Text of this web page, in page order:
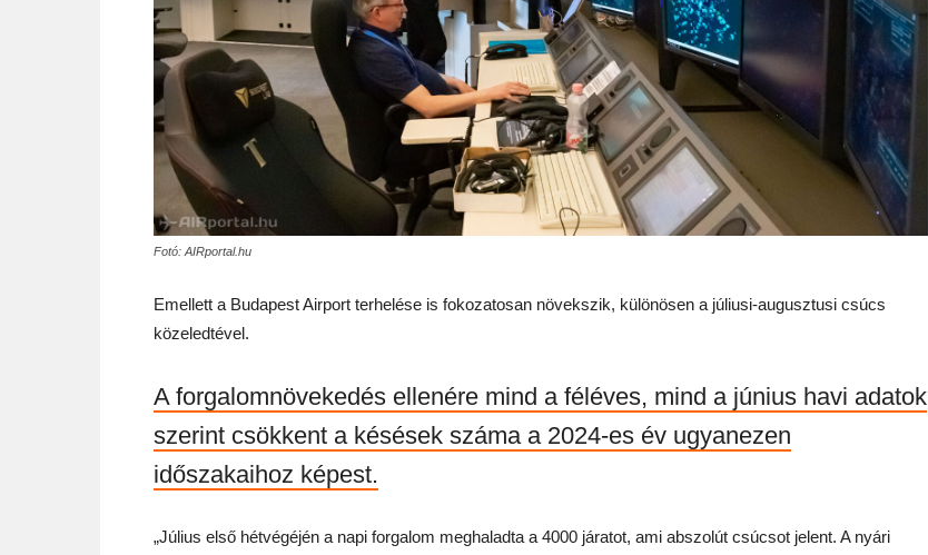
Fotó: AIRportal.hu
Emellett a Budapest Airport terhelése is fokozatosan növekszik, különösen a júliusi-augusztusi csúcs
közeledtével.
A forgalomnövekedés ellenére mind a féléves, mind a június havi adatok
szerint csökkent a késések száma a 2024-es év ugyanezen
időszakaihoz képest.
„Július első hétvégéjén a napi forgalom meghaladta a 4000 járatot, ami abszolút csúcsot jelent. A nyári